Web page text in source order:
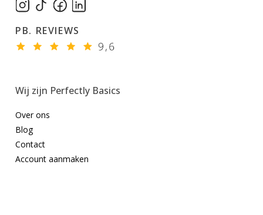
PB. REVIEWS
Wij zijn Perfectly Basics
Over ons
Blog
Contact
Account aanmaken